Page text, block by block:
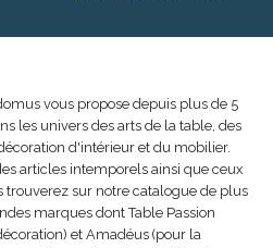
vous propose depuis plus de 5
les univers des arts de la table, des
d'intérieur et du mobilier.
articles intemporels ainsi que ceux
trouverez sur notre catalogue de plus
marques dont Table Passion
et Amadéus (pour la